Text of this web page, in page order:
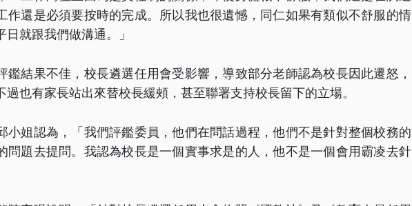
作還是必須要按時的完成。所以我也很遺憾，同仁如果有類似不舒服的情
就跟我們做溝通。」
鑑結果不佳，校長遴選任用會受影響，導致部分老師認為校長因此遷怒，
過也有家長站出來替校長緩頰，甚至聯署支持校長留下的立場。
小姐認為，「我們評鑑委員，他們在問話過程，他們不是針對整個校務的
問題去提問。我認為校長是一個實事求是的人，他不是一個會用霸凌去針